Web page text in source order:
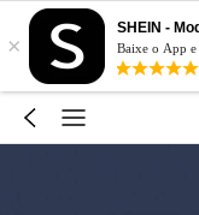
×
SHEIN -
Baixe o App